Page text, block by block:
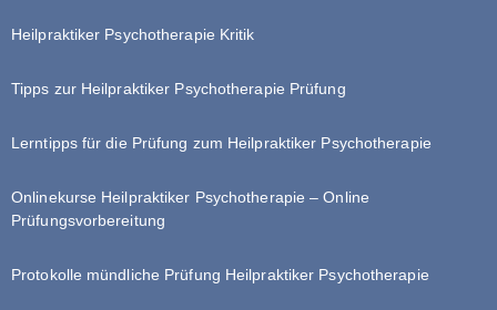
Heilpraktiker Psychotherapie Kritik
Tipps zur Heilpraktiker Psychotherapie Prüfung
Lerntipps für die Prüfung zum Heilpraktiker Psychotherapie
Onlinekurse Heilpraktiker Psychotherapie – Online
Prüfungsvorbereitung
Protokolle mündliche Prüfung Heilpraktiker Psychotherapie